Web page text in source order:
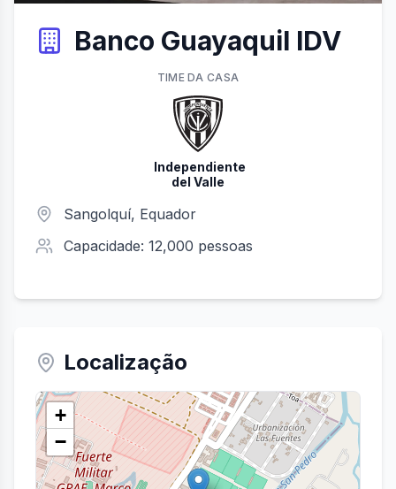
Banco Guayaquil IDV
Sangolquí, Equador
Capacidade: 12,000 pessoas
TIMEDA CASA
Independiente
del Valle
Localização
+
−